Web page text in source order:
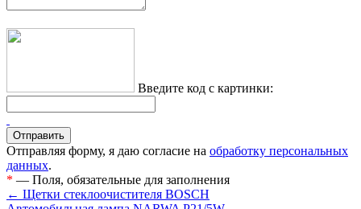
Введите код с картинки:
Отправляя форму, я даю согласие на обработку персональных
данных.
* — Поля, обязательные для заполнения
← Щетки стеклоочистителя BOSCH